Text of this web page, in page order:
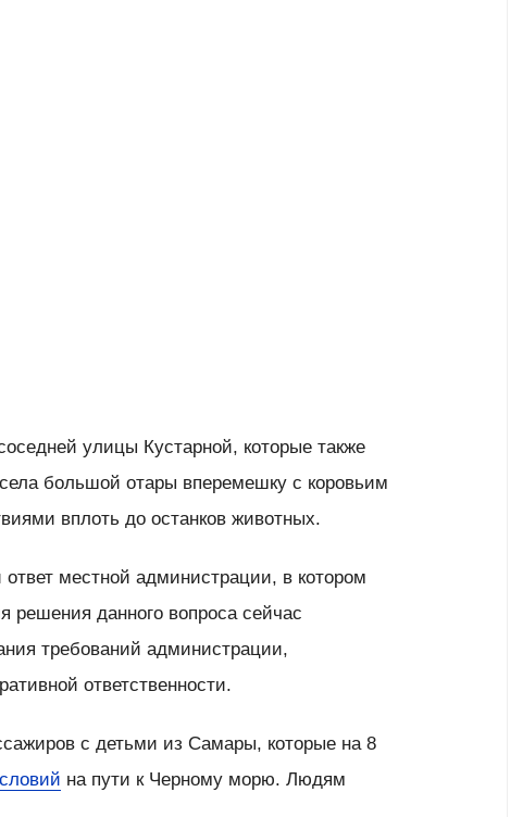
улицы Кустарной, которые также
большой отары вперемешку с коровьим
вплоть до останков животных.
местной администрации, в котором
решения данного вопроса сейчас
требований администрации,
ответственности.
с детьми из Самары, которые на 8
на пути к Черному морю. Людям